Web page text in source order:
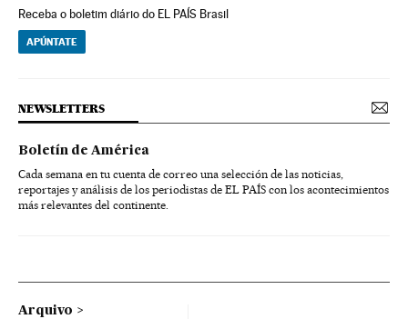
Receba o boletim diário do EL PAÍS Brasil
APÚNTATE
NEWSLETTERS
Boletín de América
Cada semana en tu cuenta de correo una selección de las noticias,
reportajes y análisis de los periodistas de EL PAÍS con los acontecimientos
más relevantes del continente.
Arquivo